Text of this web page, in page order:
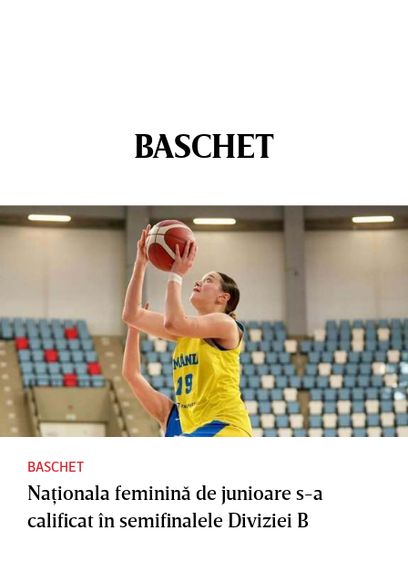
BASCHET
BASCHET
Naţionala feminină de junioare s-a
calificat în semifinalele Diviziei B